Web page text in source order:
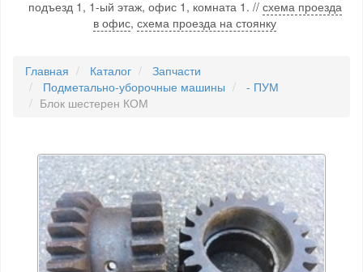
подъезд 1, 1-ый этаж, офис 1, комната 1. // схема проезда
в офис, схема проезда на стоянку
Главная Каталог
Запчасти
Подметально-уборочные машины
- ПУМ
Блок шестерен КОМ